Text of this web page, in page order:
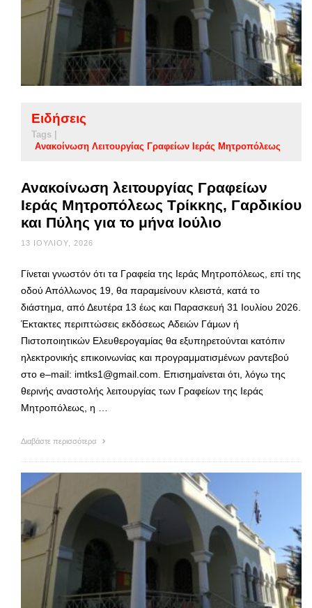
Ειδήσεις
Tags |
Ανακοίνωση Λειτουργίας Γραφείων Ιεράς Μητροπόλεως
Ανακοίνωση λειτουργίας Γραφείων
Ιεράς Μητροπόλεως Τρίκκης, Γαρδικίου
και Πύλης για το μήνα Ιούλιο
13 ΙΟΥΛΊΟΥ, 2026
Γίνεται γνωστόν ότι τα Γραφεία της Ιεράς Μητροπόλεως, επί της
οδού Απόλλωνος 19, θα παραμείνουν κλειστά, κατά το
διάστημα, από Δευτέρα 13 έως και Παρασκευή 31 Ιουλίου 2026.
Έκτακτες περιπτώσεις εκδόσεως Αδειών Γάμων ή
Πιστοποιητικών Ελευθερογαμίας θα εξυπηρετούνται κατόπιν
ηλεκτρονικής επικοινωνίας και προγραμματισμένων ραντεβού
στο e–mail: imtks1@gmail.com. Επισημαίνεται ότι, λόγω της
θερινής αναστολής λειτουργίας των Γραφείων της Ιεράς
Μητροπόλεως, η …
Διαβάστε περισσότερα